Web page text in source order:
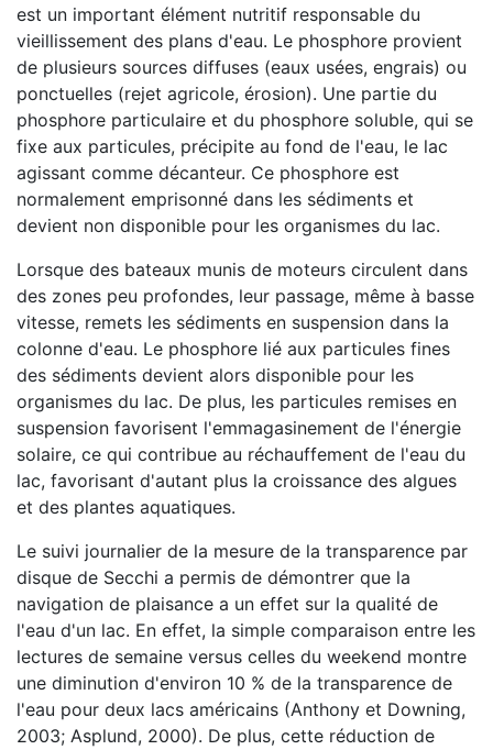
est un important élément nutritif responsable du
vieillissement des plans d'eau. Le phosphore provient
de plusieurs sources diffuses (eaux usées, engrais) ou
ponctuelles (rejet agricole, érosion). Une partie du
phosphore particulaire et du phosphore soluble, qui se
fixe aux particules, précipite au fond de l'eau, le lac
agissant comme décanteur. Ce phosphore est
normalement emprisonné dans les sédiments et
devient non disponible pour les organismes du lac.
Lorsque des bateaux munis de moteurs circulent dans
des zones peu profondes, leur passage, même à basse
vitesse, remets les sédiments en suspension dans la
colonne d'eau. Le phosphore lié aux particules fines
des sédiments devient alors disponible pour les
organismes du lac. De plus, les particules remises en
suspension favorisent l'emmagasinement de l'énergie
solaire, ce qui contribue au réchauffement de l'eau du
lac, favorisant d'autant plus la croissance des algues
et des plantes aquatiques.
Le suivi journalier de la mesure de la transparence par
disque de Secchi a permis de démontrer que la
navigation de plaisance a un effet sur la qualité de
l'eau d'un lac. En effet, la simple comparaison entre les
lectures de semaine versus celles du weekend montre
une diminution d'environ 10 % de la transparence de
l'eau pour deux lacs américains (Anthony et Downing,
2003; Asplund, 2000). De plus, cette réduction de